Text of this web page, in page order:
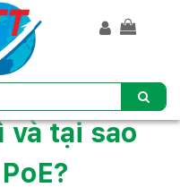
và tại sao